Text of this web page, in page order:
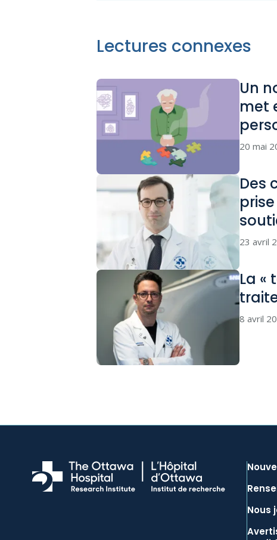
Lectures connexes
Un
met
20 mai
Des
23 avril
La «
8 avril
Nous